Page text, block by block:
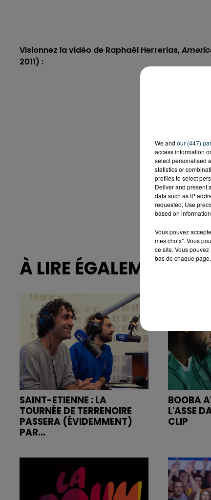
Visionnez la vidéo de Raphaël Herrerias,
2011) :
À LIRE ÉGALEMENT
SAINT-ETIENNE : LA
TOURNÉE DE TERRENOIRE
PASSERA (ÉVIDEMMENT)
PAR...
BOOBA
L'ASSE
CLIP
We and our (447)
access information
select personalised
statistics or
profiles to select
Deliver and present
data such as IP
requested; Use
based on
Vous pouvez
mes choix". Vous
ce site. Vous
bas de chaque page.